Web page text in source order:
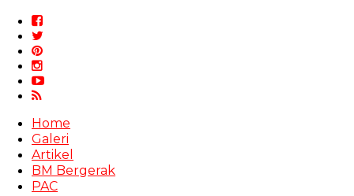
Home
Galeri
Artikel
BM Bergerak
PAC